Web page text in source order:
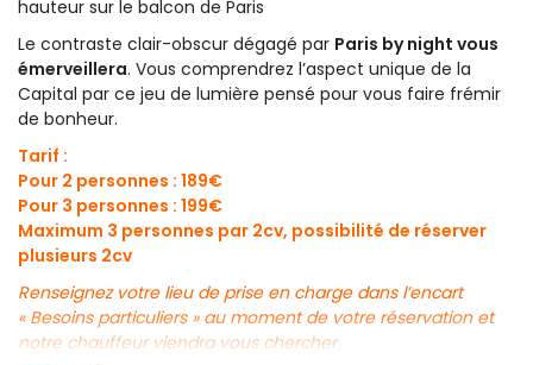
hauteur sur le balcon de Paris
Le contraste clair-obscur dégagé par Paris by night vous
émerveillera. Vous comprendrez l’aspect unique de la
Capital par ce jeu de lumière pensé pour vous faire frémir
de bonheur.
Tarif :
Pour 2 personnes : 189€
Pour 3 personnes : 199€
Maximum 3 personnes par 2cv, possibilité de réserver
plusieurs 2cv
Renseignez votre lieu de prise en charge dans l’encart
« Besoins particuliers » au moment de votre réservation et
notre chauffeur viendra vous chercher